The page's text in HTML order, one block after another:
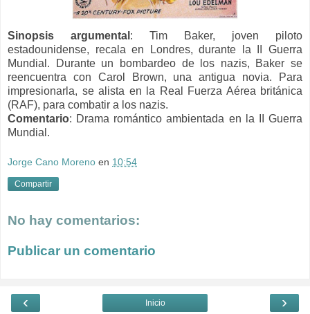
Sinopsis argumental : Tim Baker, joven piloto
estadounidense, recala en Londres, durante la II Guerra
Mundial. Durante un bombardeo de los nazis, Baker se
reencuentra con Carol Brown, una antigua novia. Para
impresionarla, se alista en la Real Fuerza Aérea británica
(RAF), para combatir a los nazis.
Comentario: Drama romántico ambientada en la II Guerra
Mundial.
Jorge Cano Moreno en 10:54
Compartir
No hay comentarios:
Publicar un comentario
‹ ›
Inicio